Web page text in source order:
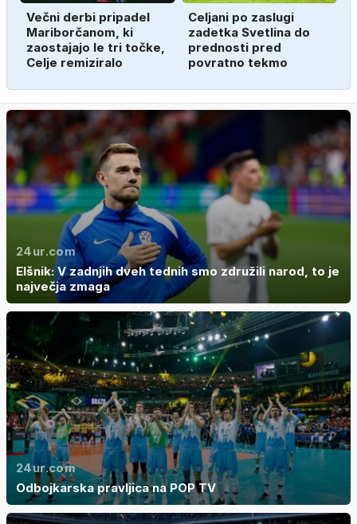
Večni derbi pripadel
Mariborčanom, ki
zaostajajo le tri točke,
Celje remiziralo
Celjani po zaslugi
zadetka Svetlina do
prednosti pred
povratno tekmo
24ur.com
Elšnik: V zadnjih dveh tednih smo združili narod, to je
največja zmaga
24ur.com
Odbojkarska pravljica na POP TV